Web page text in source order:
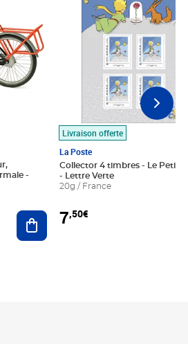
Ajouter au panier
Livraison offerte
La Poste
Collector 4 timbres - Le Petit
- Lettre Verte
20g / France
7,50€